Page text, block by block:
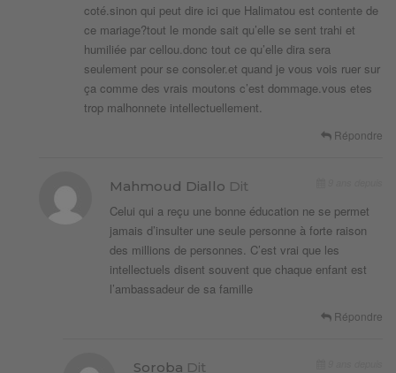
coté.sinon qui peut dire ici que Halimatou est contente de
ce mariage?tout le monde sait qu’elle se sent trahi et
humiliée par cellou.donc tout ce qu’elle dira sera
seulement pour se consoler.et quand je vous vois ruer sur
ça comme des vrais moutons c’est dommage.vous etes
trop malhonnete intellectuellement.
Répondre
Mahmoud Diallo Dit
Celui qui a reçu une bonne éducation ne se permet
jamais d’insulter une seule personne à forte raison
des millions de personnes. C’est vrai que les
intellectuels disent souvent que chaque enfant est
l’ambassadeur de sa famille
Répondre
Soroba Dit